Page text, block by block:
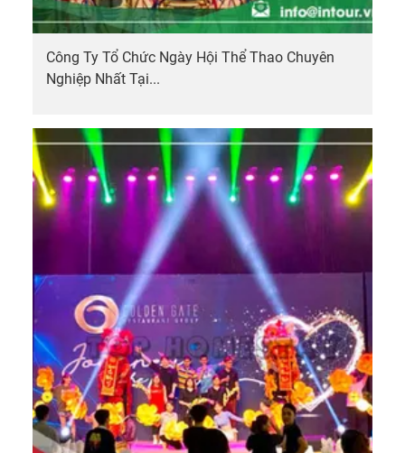
Công Ty Tổ Chức Ngày Hội Thể Thao Chuyên
Nghiệp Nhất Tại...